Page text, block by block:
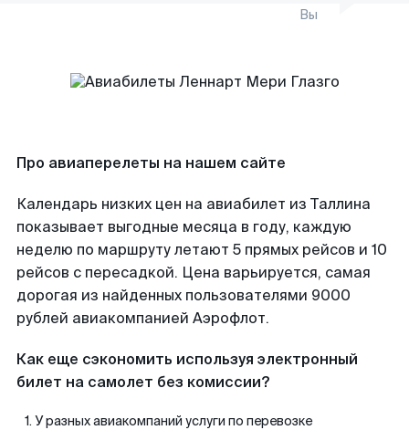
Вы
Про авиаперелеты на нашем сайте
Календарь низких цен на авиабилет из Таллина
показывает выгодные месяца в году, каждую
неделю по маршруту летают 5 прямых рейсов и 10
рейсов с пересадкой. Цена варьируется, самая
дорогая из найденных пользователями 9000
рублей авиакомпанией Аэрофлот.
Как еще сэкономить используя электронный
билет на самолет без комиссии?
У разных авиакомпаний услуги по перевозке